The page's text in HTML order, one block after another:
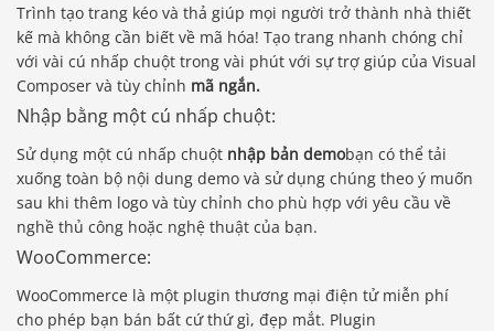
Trình tạo trang kéo và thả giúp mọi người trở thành nhà thiết
kế mà không cần biết về mã hóa! Tạo trang nhanh chóng chỉ
với vài cú nhấp chuột trong vài phút với sự trợ giúp của Visual
Composer và tùy chỉnh mã ngắn.
Nhập bằng một cú nhấp chuột:
Sử dụng một cú nhấp chuột nhập bản demobạn có thể tải
xuống toàn bộ nội dung demo và sử dụng chúng theo ý muốn
sau khi thêm logo và tùy chỉnh cho phù hợp với yêu cầu về
nghề thủ công hoặc nghệ thuật của bạn.
WooCommerce:
WooCommerce là một plugin thương mại điện tử miễn phí
cho phép bạn bán bất cứ thứ gì, đẹp mắt. Plugin